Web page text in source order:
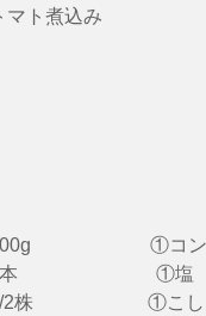
ト煮込み
　　　　　 　①コ
　　　　　　　 ①塩
2株　　　　　　①こ